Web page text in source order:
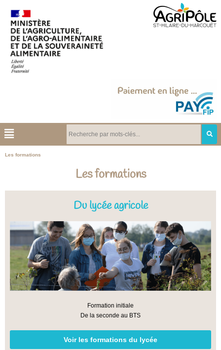
Les formations
Les formations
Du lycée agricole
Formation initiale
De la seconde au BTS
Voir les formations du lycée